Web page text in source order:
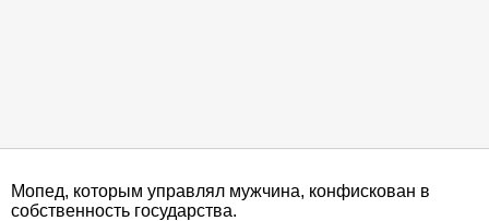
Мопед, которым управлял мужчина, конфискован в
собственность государства.